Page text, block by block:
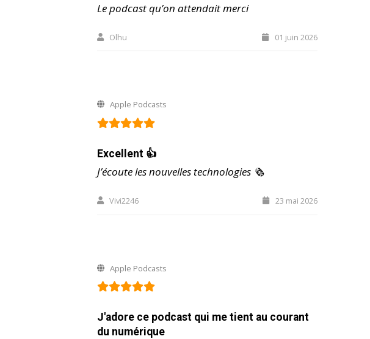
Le podcast qu’on attendait merci
Olhu 01 juin 2026
Apple Podcasts
Excellent 👍
J’écoute les nouvelles technologies 🗞️
Vivi2246 23 mai 2026
Apple Podcasts
J'adore ce podcast qui me tient au courant
du numérique